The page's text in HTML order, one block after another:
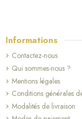
Informations
Contactez-nous
Qui sommes-nous ?
Mentions légales
Conditions générales
Modalités de livraison